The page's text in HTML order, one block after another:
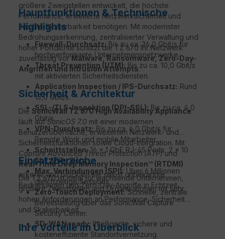
größere Zweigstellen entwickelt, die höchste
Performance, erweiterte Netzwerksicherheit und
flexible Skalierbarkeit benötigen. Mit modernster
Bedrohungserkennung, zentralisierter Verwaltung und
hoher Portdichte schützt die TZ 670 Ihr Netzwerk
zuverlässig vorMalware, Ransomware, Zero-Day-
Angriffen und Intrusion Attempts.
Hauptfunktionen & Technische
Highlights
Firewall-Durchsatz:Bis zu ca. 36,0 Gbit/s für
hochperformante Unternehmensnetzwerke.
Threat Prevention (UTM): Bis zu ca. 10,0 Gbit/s
mit aktivierten Sicherheitsdiensten.
Application Inspection / IPS-Durchsatz: Rund
15,0 Gbit/s.
SSL-/TLS-Inspektion (DPI-SSL): Bis zu ca. 4,0
Gbit/s.
VPN-Durchsatz: Bis zu ca. 6,0 Gbit/s für
Remote Work und mobile Mitarbeiter.
Schnittstellen:16 × 1 GbE RJ-45 Ports, 2 × 10
GbE SFP+ Slots.
Max. Verbindungen (SPI): Über 6 Millionen
gleichzeitige Sessions.
Zero-Touch Deployment:Schnelle, zentrale
Bereitstellung über das SonicWall Capture
Security Center.
SD-WAN ready: Intelligente, sichere und
kosteneffiziente Standortvernetzung.
Sicherheit & Architektur
Die SonicWall TZ 670 High Availability Appliance
läuft aufSonicOS 7.0 mit einer modernen
Benutzeroberfläche, erweiterten Netzwerk- und
Sicherheitsfunktionen sowie Cloud-Integration. Mit
Capture Advanced Threat Protection (ATP)und
Real-Time Deep Memory Inspection™ (RTDMI)
erkennt und blockiert sie selbst unbekannte
Bedrohungen und Zero-Day-Angriffe in Echtzeit.
Einsatzbereiche
Die TZ 670 ist ideal für wachsende Unternehmen,
größere Zweigstellen und Organisationen mit sehr
hohen Anforderungen an Performance, Sicherheit
und Skalierbarkeit.
Ihre Vorteile im Überblick